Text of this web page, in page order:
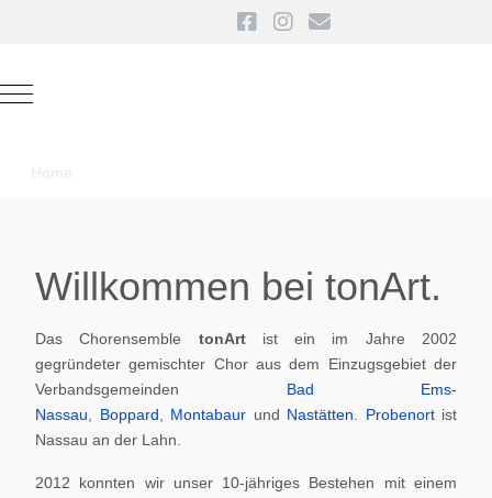
Mobile Menu Toggle
Home
Willkommen bei tonArt.
Das Chorensemble tonArt ist ein im Jahre 2002
gegründeter gemischter Chor aus dem Einzugsgebiet der
Verbandsgemeinden Bad Ems-
Nassau
Boppard Montabaur und Nastätten Probenortist
Nassau an der Lahn.
2012 konnten wir unser 10-jähriges Bestehen mit einem